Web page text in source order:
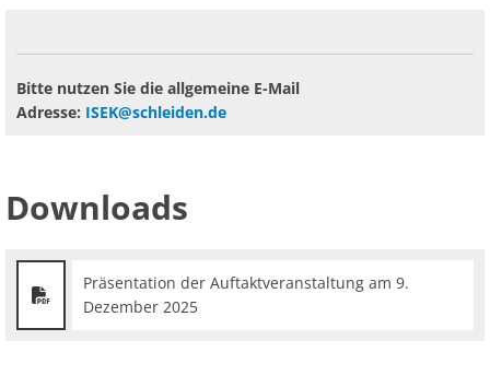
Bitte nutzen Sie die allgemeine E-Mail
Adresse: ISEK@schleiden.de
Downloads
Präsentation der Auftaktveranstaltung am 9.
Dezember 2025